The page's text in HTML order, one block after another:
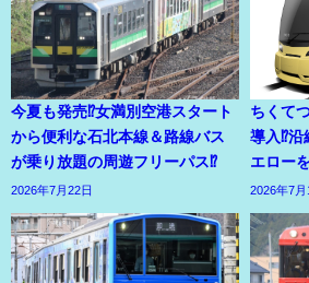
今夏も発売⁉女満別空港スタート
から便利な石北本線＆路線バス
が乗り放題の周遊フリーパス⁉
2026年7月22日
ちくて
導入⁉沿
エロー
2026年7月